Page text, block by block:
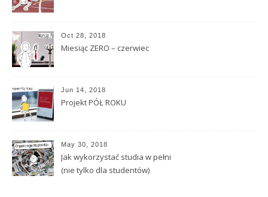
Oct 28, 2018
Miesiąc ZERO – czerwiec
Jun 14, 2018
Projekt PÓŁ ROKU
May 30, 2018
Jak wykorzystać studia w pełni
(nie tylko dla studentów)